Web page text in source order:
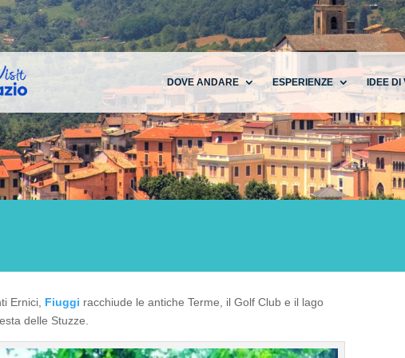
DOVE ANDARE ESPERIENZE IDEE DI
Ernici, Fiuggi racchiude le antiche Terme, il Golf Club e il lago
delle Stuzze.